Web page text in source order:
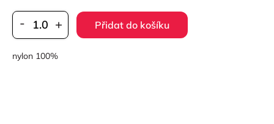
Přidat do košíku
nylon 100%